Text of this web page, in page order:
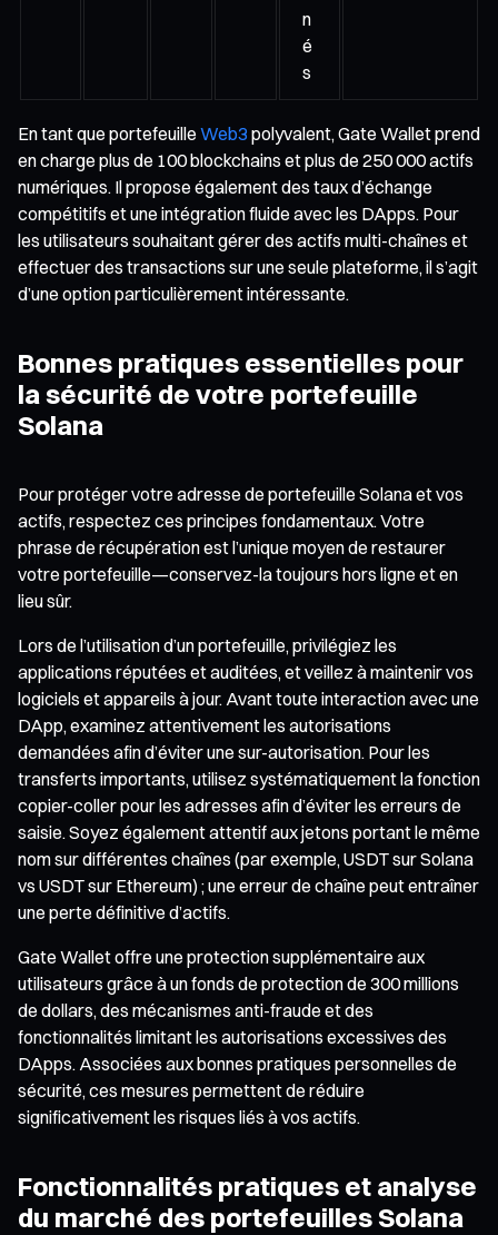
n
é
s
En tant que portefeuille Web3 polyvalent, Gate Wallet prend
en charge plus de 100 blockchains et plus de 250 000 actifs
numériques. Il propose également des taux d’échange
compétitifs et une intégration fluide avec les DApps. Pour
les utilisateurs souhaitant gérer des actifs multi-chaînes et
effectuer des transactions sur une seule plateforme, il s’agit
d’une option particulièrement intéressante.
Bonnes pratiques essentielles pour
la sécurité de votre portefeuille
Solana
Pour protéger votre adresse de portefeuille Solana et vos
actifs, respectez ces principes fondamentaux. Votre
phrase de récupération est l’unique moyen de restaurer
votre portefeuille—conservez-la toujours hors ligne et en
lieu sûr.
Lors de l’utilisation d’un portefeuille, privilégiez les
applications réputées et auditées, et veillez à maintenir vos
logiciels et appareils à jour. Avant toute interaction avec une
DApp, examinez attentivement les autorisations
demandées afin d’éviter une sur-autorisation. Pour les
transferts importants, utilisez systématiquement la fonction
copier-coller pour les adresses afin d’éviter les erreurs de
saisie. Soyez également attentif aux jetons portant le même
nom sur différentes chaînes (par exemple, USDT sur Solana
vs USDT sur Ethereum) ; une erreur de chaîne peut entraîner
une perte définitive d’actifs.
Gate Wallet offre une protection supplémentaire aux
utilisateurs grâce à un fonds de protection de 300 millions
de dollars, des mécanismes anti-fraude et des
fonctionnalités limitant les autorisations excessives des
DApps. Associées aux bonnes pratiques personnelles de
sécurité, ces mesures permettent de réduire
significativement les risques liés à vos actifs.
Fonctionnalités pratiques et analyse
du marché des portefeuilles Solana